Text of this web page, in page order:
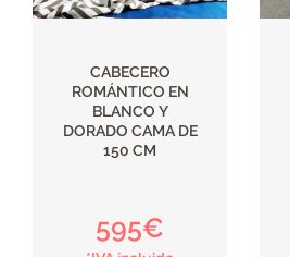
CABECERO
ROMÁNTICO EN
BLANCO Y
DORADO CAMA DE
150 CM
595€